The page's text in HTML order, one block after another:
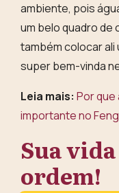
ambiente, pois
um belo quadro de
também colocar ali
super bem-vinda
Leia mais: Por
importante no
Sua
ordem!